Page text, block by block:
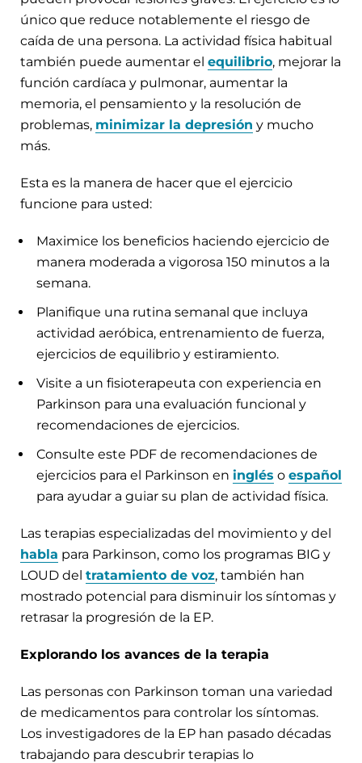
único que reduce notablemente el riesgo de
caída de una persona. La actividad física habitual
también puede aumentar el equilibrio, mejorar la
función cardíaca y pulmonar, aumentar la
memoria, el pensamiento y la resolución de
problemas, minimizar la depresión y mucho
más.
Esta es la manera de hacer que el ejercicio
funcione para usted:
Maximice los beneficios haciendo ejercicio de
manera moderada a vigorosa 150 minutos a la
semana.
Planifique una rutina semanal que incluya
actividad aeróbica, entrenamiento de fuerza,
ejercicios de equilibrio y estiramiento.
Visite a un fisioterapeuta con experiencia en
Parkinson para una evaluación funcional y
recomendaciones de ejercicios.
Consulte este PDF de recomendaciones de
ejercicios para el Parkinson en inglés o español
para ayudar a guiar su plan de actividad física.
Las terapias especializadas del movimiento y del
habla para Parkinson, como los programas BIG y
LOUD del tratamiento de voz, también han
mostrado potencial para disminuir los síntomas y
retrasar la progresión de la EP.
Explorando los avances de la terapia
Las personas con Parkinson toman una variedad
de medicamentos para controlar los síntomas.
Los investigadores de la EP han pasado décadas
trabajando para descubrir terapias lo